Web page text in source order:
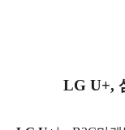
LG U+,